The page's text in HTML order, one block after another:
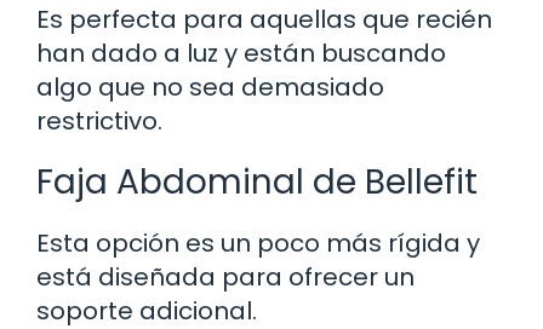
Es perfecta para aquellas que recién
han dado a luz y están buscando
algo que no sea demasiado
restrictivo.
Faja Abdominal de Bellefit
Esta opción es un poco más rígida y
está diseñada para ofrecer un
soporte adicional.